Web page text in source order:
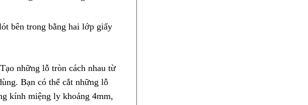
bên trong bằng hai lớp giấy
những lỗ tròn cách nhau từ
Bạn có thể cắt những lỗ
kính miệng ly khoảng 4mm,